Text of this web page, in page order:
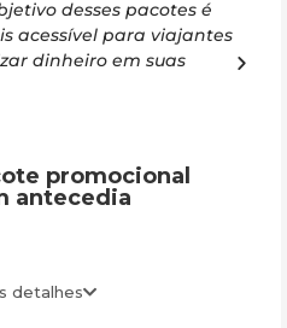
desses pacotes é
acessível para viajantes
dinheiro em suas
promocional
antecedia
detalhes